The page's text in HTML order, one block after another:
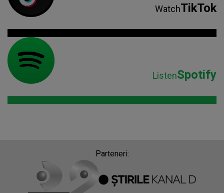
WatchTikTok
ListenSpotify
Parteneri: